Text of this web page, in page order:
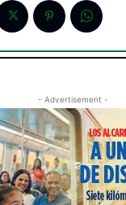
- Advertisement -